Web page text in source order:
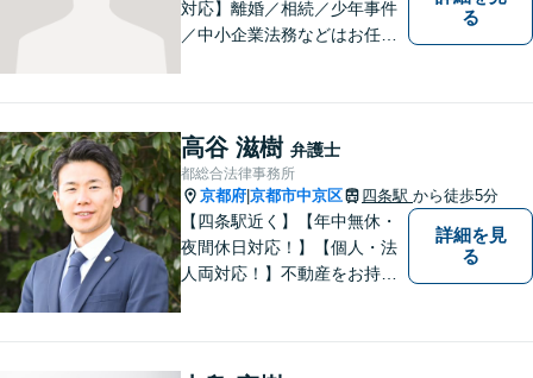
対応】離婚／相続／少年事件
／中小企業法務などはお任せ
はお気軽にご相談ください！
【近隣駐車場あり】
る
高谷 滋樹 弁護士
都総合法律事務所
京都府 京都市中京区 四条駅 から徒歩5分
【四条駅近く】【年中無休・
夜間休日対応！】【個人・法
人両対応！】不動産をお持ち
詳細を見
る